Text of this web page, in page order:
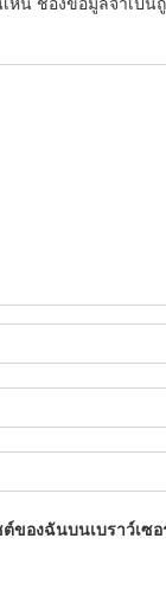
ของฉันบนเบราว์เซ